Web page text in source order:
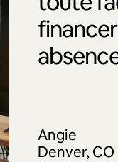
Angie
Denver, CO